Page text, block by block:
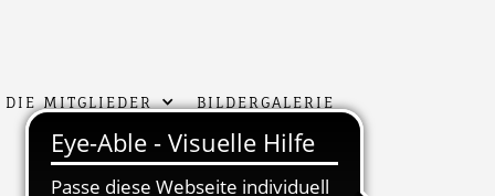
DIE MITGLIEDER BILDERGALERIE